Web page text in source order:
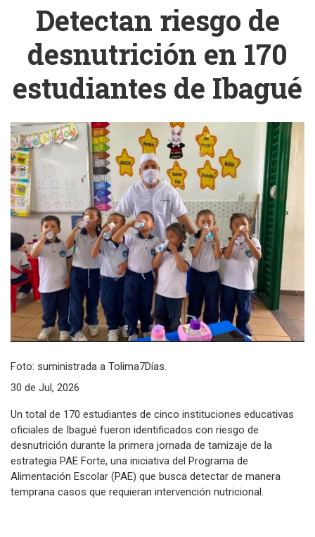
Detectan riesgo de
desnutrición en 170
estudiantes de Ibagué
Foto: suministrada a Tolima7Días.
30 de Jul, 2026
Un total de 170 estudiantes de cinco instituciones educativas
oficiales de Ibagué fueron identificados con riesgo de
desnutrición durante la primera jornada de tamizaje de la
estrategia PAE Forte, una iniciativa del Programa de
Alimentación Escolar (PAE) que busca detectar de manera
temprana casos que requieran intervención nutricional.